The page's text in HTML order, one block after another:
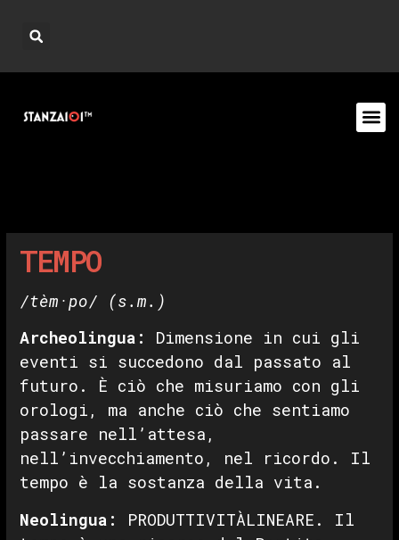
TEMPO
/tèm·po/ (s.m.)
Archeolingua :
Dimensione in cui gli
eventi si succedono dal passato al
futuro. È ciò che misuriamo con gli
orologi, ma anche ciò che sentiamo
passare nell’attesa,
nell’invecchiamento, nel ricordo. Il
tempo è la sostanza della vita.
Neolingua:
PRODUTTIVITÀLINEARE. Il